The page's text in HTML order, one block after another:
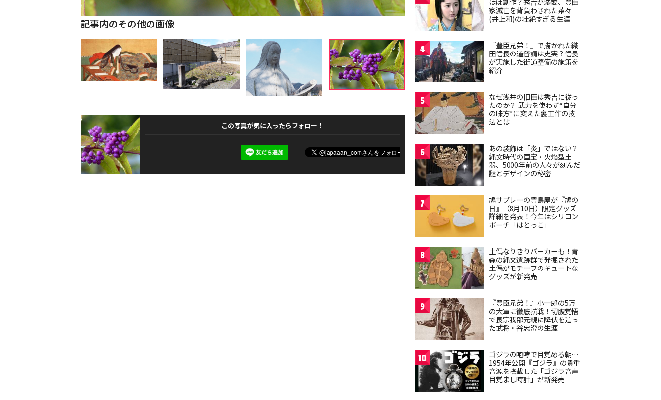
記事内のその他の画像
この写真が気に入ったらフォロー！
家滅亡を背負わされた茶々
(井上和)の壮絶すぎる生涯
4
『豊臣兄弟！』で描かれた織
田信長の道普請は史実？信長
が実施した街道整備の施策を
紹介
5
なぜ浅井の旧臣は秀吉に従っ
たのか？ 武力を使わず“自分
の味方”に変えた裏工作の技
法とは
6
あの装飾は「炎」ではない？
縄文時代の国宝・火焔型土
器、5000年前の人々が刻んだ
謎とデザインの秘密
7
鳩サブレーの豊島屋が『鳩の
日』（8月10日）限定グッズ
詳細を発表！今年はシリコン
ポーチ「はとっこ」
8
土偶なりきりパーカーも！青
森の縄文遺跡群で発掘された
土偶がモチーフのキュートな
グッズが新発売
9
『豊臣兄弟！』小一郎の5万
の大軍に徹底抗戦！切腹覚悟
で長宗我部元親に降伏を迫っ
た武将・谷忠澄の生涯
10
ゴジラの咆哮で目覚める朝…
1954年公開『ゴジラ』の貴重
音源を搭載した「ゴジラ音声
目覚まし時計」が新発売